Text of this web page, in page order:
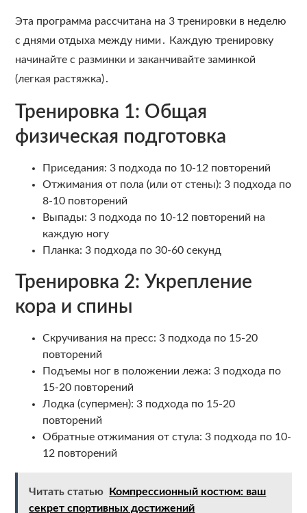
Эта программа рассчитана на 3 тренировки в неделю
с днями отдыха между ними․ Каждую тренировку
начинайте с разминки и заканчивайте заминкой
(легкая растяжка)․
Тренировка 1: Общая
физическая подготовка
Приседания: 3 подхода по 10-12 повторений
Отжимания от пола (или от стены): 3 подхода по
8-10 повторений
Выпады: 3 подхода по 10-12 повторений на
каждую ногу
Планка: 3 подхода по 30-60 секунд
Тренировка 2: Укрепление
кора и спины
Скручивания на пресс: 3 подхода по 15-20
повторений
Подъемы ног в положении лежа: 3 подхода по
15-20 повторений
Лодка (супермен): 3 подхода по 15-20
повторений
Обратные отжимания от стула: 3 подхода по 10-
12 повторений
Читать статью
Компрессионный костюм: ваш
секрет спортивных достижений